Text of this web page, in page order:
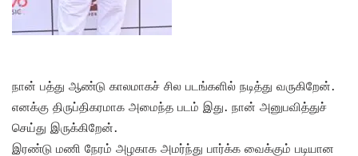
நான் பத்து ஆண்டு காலமாகச் சில படங்களில் நடித்து வருகிறேன்.
எனக்கு திருப்திகரமாக அமைந்த படம் இது. நான் அனுபவித்துச்
செய்து இருக்கிறேன்.
இரண்டு மணி நேரம் அழகாக அமர்ந்து பார்க்க வைக்கும் படியான